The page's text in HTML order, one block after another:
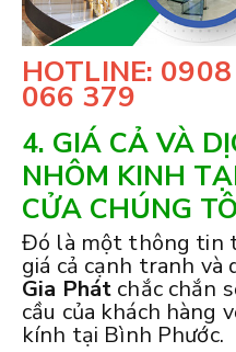
HOTLINE:
066 379
4. GIÁ CẢ VÀ
NHÔM KINH
CỬA CHÚNG
Đó là một thông tin
giá cả cạnh tranh
Gia Phát chắc chắn
cầu của khách hàng
kính tại Bình Phước.